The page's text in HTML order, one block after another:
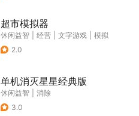
超市模拟器
休闲益智 经营 文字游戏
模拟
2.0
单机消灭星星经典版
休闲益智
消除
3.0